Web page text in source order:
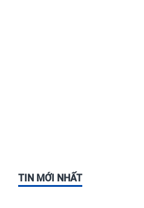
TIN MỚI NHẤT